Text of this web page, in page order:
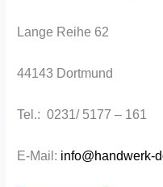
Lange Reihe 62
44143 Dortmund
Tel.: 0231/ 5177 – 161
E-Mail: info@handwerk-